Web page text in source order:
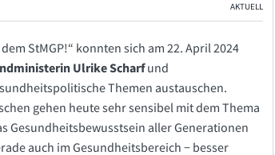
AKTUELL
StMGP!“ konnten sich am 22. April 2024
Ulrike Scharfund
Themen austauschen.
gehen heute sehr sensibel mit dem Thema
Gesundheitsbewusstsein aller Generationen
auch im Gesundheitsbereich − besser